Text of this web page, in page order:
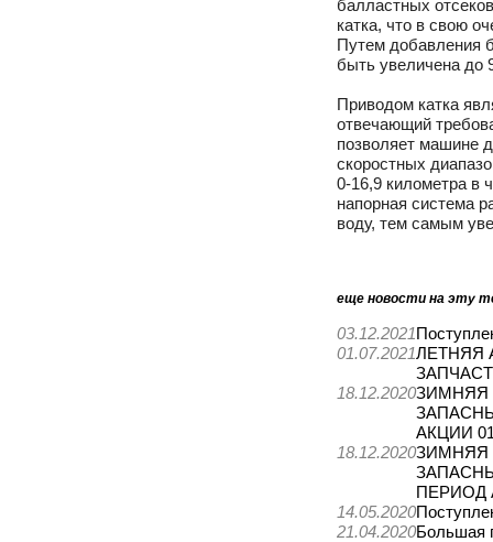
балластных
катка, что в свою
Путем добавления
быть увеличена до
Приводом катка
отвечающий
позволяет машине
скоростных
0-16,9 километра в
напорная система
воду, тем самым
еще новости на эту
03.12.2021
01.07.2021ЛЕТНЯЯ
18.12.2020ЗИМНЯЯ
АКЦИИ
18.12.2020ЗИМНЯЯ
ПЕРИОД
14.05.2020
21.04.2020Большая